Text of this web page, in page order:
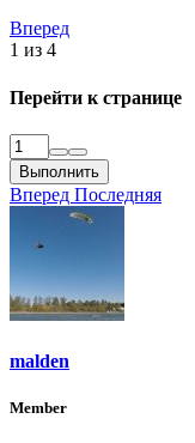
Вперед
1 из 4
Перейти к странице
Выполнить
Вперед Последняя
malden
Member